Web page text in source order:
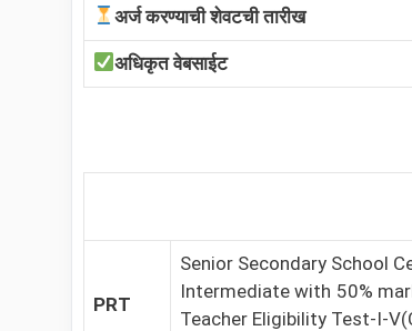
अर्ज करण्याची शेवटची तारीख
अधिकृत वेबसाईट
PRT
Senior Secondary School
Intermediate with 50%
Teacher Eligibility Test-I-